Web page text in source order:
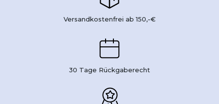
Versandkostenfrei ab 150,-€
30 Tage Rückgaberecht